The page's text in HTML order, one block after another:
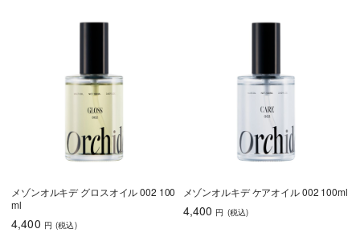
メゾンオルキデ グロスオイル 002 100
ml
4,400 円 (税込)
メゾンオルキデ ケアオイル 002 100ml
4,400 円 (税込)